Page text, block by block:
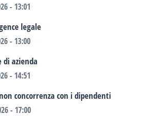
- 13:01
legale
- 13:00
di azienda
- 14:51
concorrenza con i dipendenti
- 17:00